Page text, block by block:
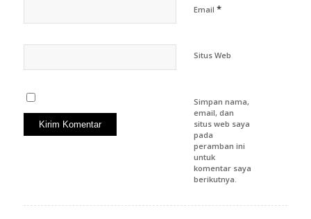
Email *
Situs Web
Simpan nama,
email, dan
situs web saya
pada
peramban ini
untuk
komentar saya
berikutnya.